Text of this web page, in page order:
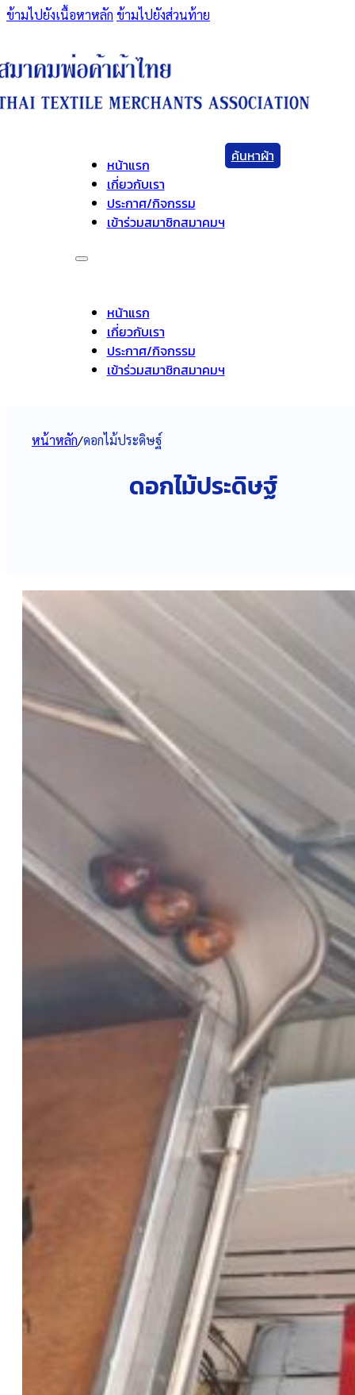
ข้ามไปยังเนื้อหาหลัก ข้ามไปยังส่วนท้าย
หน้าแรก
เกี่ยวกับเรา
ประกาศ/กิจกรรม
เข้าร่วมสมาชิกสมาคมฯ
หน้าแรก
เกี่ยวกับเรา
ประกาศ/กิจกรรม
เข้าร่วมสมาชิกสมาคมฯ
ค้นหาผ้า
หน้าหลัก/ดอกไม้ประดิษฐ์
ดอกไม้ประดิษฐ์